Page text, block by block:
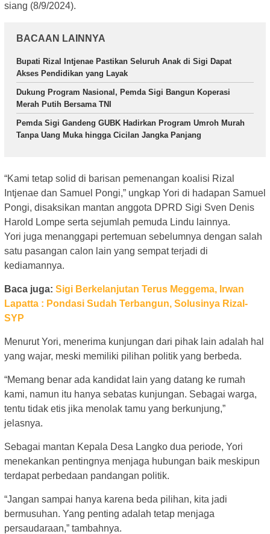
siang (8/9/2024).
BACAAN LAINNYA
Bupati Rizal Intjenae Pastikan Seluruh Anak di Sigi Dapat
Akses Pendidikan yang Layak
Dukung Program Nasional, Pemda Sigi Bangun Koperasi
Merah Putih Bersama TNI
Pemda Sigi Gandeng GUBK Hadirkan Program Umroh Murah
Tanpa Uang Muka hingga Cicilan Jangka Panjang
“Kami tetap solid di barisan pemenangan koalisi Rizal
Intjenae dan Samuel Pongi,” ungkap Yori di hadapan Samuel
Pongi, disaksikan mantan anggota DPRD Sigi Sven Denis
Harold Lompe serta sejumlah pemuda Lindu lainnya.
Yori juga menanggapi pertemuan sebelumnya dengan salah
satu pasangan calon lain yang sempat terjadi di
kediamannya.
Baca juga: Sigi Berkelanjutan Terus Meggema, Irwan
Lapatta : Pondasi Sudah Terbangun, Solusinya Rizal-
SYP
Menurut Yori, menerima kunjungan dari pihak lain adalah hal
yang wajar, meski memiliki pilihan politik yang berbeda.
“Memang benar ada kandidat lain yang datang ke rumah
kami, namun itu hanya sebatas kunjungan. Sebagai warga,
tentu tidak etis jika menolak tamu yang berkunjung,”
jelasnya.
Sebagai mantan Kepala Desa Langko dua periode, Yori
menekankan pentingnya menjaga hubungan baik meskipun
terdapat perbedaan pandangan politik.
“Jangan sampai hanya karena beda pilihan, kita jadi
bermusuhan. Yang penting adalah tetap menjaga
persaudaraan,” tambahnya.